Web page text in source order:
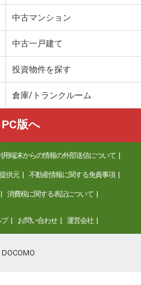
中古マンション
中古一戸建て
投資物件を探す
倉庫/トランクルーム
PC版へ
用端末からの情報の外部送信について
供元 不動産情報に関する免責事項
消費税に関する表記について
お問い合わせ 運営会社